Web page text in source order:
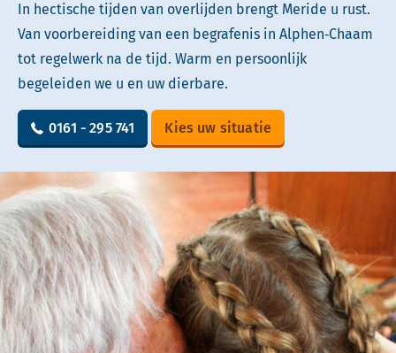
In hectische tijden van overlijden brengt Meride u rust.
Van voorbereiding van een begrafenis in Alphen‑Chaam
tot regelwerk na de tijd. Warm en persoonlijk
begeleiden we u en uw dierbare.
0161 - 295 741 Kies uw situatie